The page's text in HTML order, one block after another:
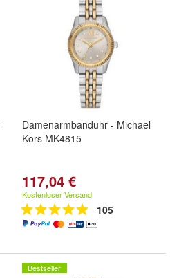
Damenarmbanduhr - Michael
Kors MK4815
117,04 €
Kostenloser Versand
105
Bestseller